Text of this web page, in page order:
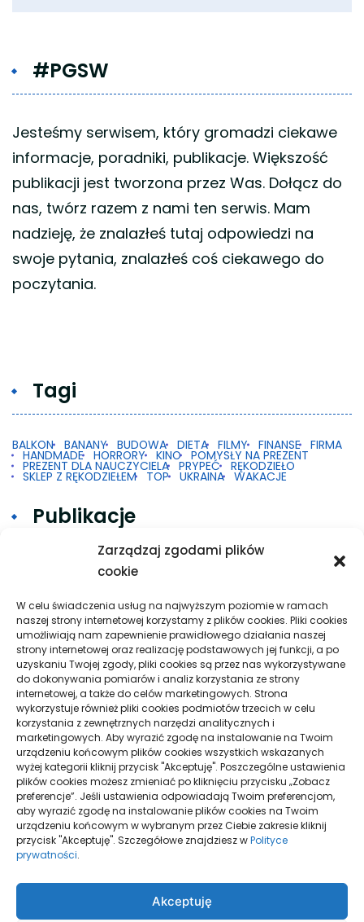
Zarządzaj zgodami plików
cookie
W celu świadczenia usług na najwyższym poziomie w ramach
naszej strony internetowej korzystamy z plików cookies. Pliki cookies
umożliwiają nam zapewnienie prawidłowego działania naszej
strony internetowej oraz realizację podstawowych jej funkcji, a po
uzyskaniu Twojej zgody, pliki cookies są przez nas wykorzystywane
do dokonywania pomiarów i analiz korzystania ze strony
internetowej, a także do celów marketingowych. Strona
wykorzystuje również pliki cookies podmiotów trzecich w celu
korzystania z zewnętrznych narzędzi analitycznych i
marketingowych. Aby wyrazić zgodę na instalowanie na Twoim
urządzeniu końcowym plików cookies wszystkich wskazanych
wyżej kategorii kliknij przycisk "Akceptuję". Poszczególne ustawienia
plików cookies możesz zmieniać po kliknięciu przycisku „Zobacz
preferencje”. Jeśli ustawienia odpowiadają Twoim preferencjom,
aby wyrazić zgodę na instalowanie plików cookies na Twoim
urządzeniu końcowym w wybranym przez Ciebie zakresie kliknij
przycisk "Akceptuję". Szczegółowe znajdziesz wPolityce
prywatności.
Akceptuję
#PGSW
Jesteśmy serwisem, który gromadzi ciekawe
informacje, poradniki, publikacje. Większość
publikacji jest tworzona przez Was. Dołącz do
nas, twórz razem z nami ten serwis. Mam
nadzieję, że znalazłeś tutaj odpowiedzi na
swoje pytania, znalazłeś coś ciekawego do
poczytania.
Tagi
BALKON BANANY BUDOWA DIETA FILMY FINANSE FIRMA
HANDMADE HORRORY KINO POMYSŁY NA PREZENT
PREZENT DLA NAUCZYCIELA PRYPEĆ RĘKODZIEŁO
SKLEP Z RĘKODZIEŁEM TOP UKRAINA WAKACJE
Publikacje
Gdy 2FA w Google na Androidzie nie działa
Taxi w praktyce: krótkie trasy, dalsze przejazdy
i spokojna organizacja podróży
Pielęgnacja podłogi po remoncie: jak wydłużyć
dobry efekt
Taxi Nowy Sącz–Znamirowice: plaża i przystań
Strony
Polityka Prywatności
Strona główna